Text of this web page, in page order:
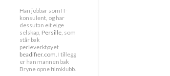
Han jobbar som IT-
konsulent, og har
dessutan eit eige
selskap, Persille, som
står bak
perleverktøyet
beadifier.com. I tillegg
er han mannen bak
Bryne opne filmklubb.